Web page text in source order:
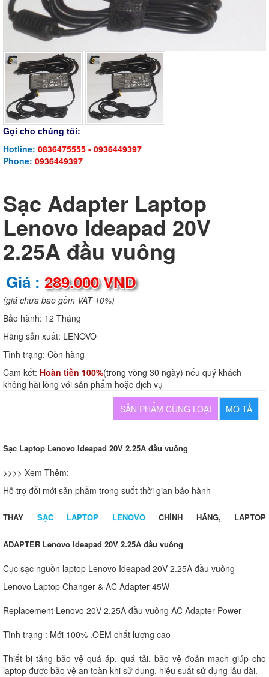
Gọi cho chúng tôi:
Hotline: 0836475555 - 0936449397
Phone: 0936449397
Sạc Adapter Laptop
Lenovo Ideapad 20V
2.25A đầu vuông
Giá : 289.000 VND
(giá chưa bao gồm VAT 10%)
Bảo hành: 12 Tháng
Hãng sản xuất: LENOVO
Tình trạng: Còn hàng
Cam kết: Hoàn tiền 100%(trong vòng 30 ngày) nếu quý khách
không hài lòng với sản phẩm hoặc dịch vụ
MÔ TẢ
SẢN PHẨM CÙNG LOẠI
Sạc Laptop Lenovo Ideapad 20V 2.25A đầu vuông
>>>> Xem Thêm:
Hỗ trợ đổi mới sản phẩm trong suốt thời gian bảo hành
THAY SẠC LAPTOP LENOVO CHÍNH HÃNG, LAPTOP
ADAPTER Lenovo Ideapad 20V 2.25A đầu vuông
Cục sạc nguồn laptop Lenovo Ideapad 20V 2.25A đầu vuông
Lenovo Laptop Changer & AC Adapter 45W
Replacement Lenovo 20V 2.25A đầu vuông AC Adapter Power
Tình trạng : Mới 100% .OEM chất lượng cao
Thiết bị tăng bảo vệ quá áp, quá tải, bảo vệ đoản mạch giúp cho
laptop được bảo vệ an toàn khi sử dụng, hiệu suất sử dụng lâu dài.